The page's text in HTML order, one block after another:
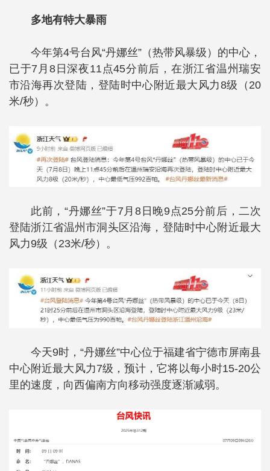
多地有特大暴雨
今年第4号台风“丹娜丝”（热带风暴级）的中心，
已于7月8日深夜11点45分前后，在浙江省温州瑞安
市沿海再次登陆，登陆时中心附近最大风力8级（20
米/秒）。
此前，“丹娜丝”于7月8日晚9点25分前后，二次
登陆浙江省温州市洞头区沿海，登陆时中心附近最大
风力9级（23米/秒）。
今天9时，“丹娜丝”中心位于福建省宁德市屏南县
中心附近最大风力7级，预计，它将以每小时15-20公
里的速度，向西偏南方向移动强度逐渐减弱。